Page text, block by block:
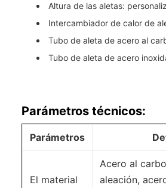
Altura de las aletas:
Intercambiador de calor de
Tubo de aleta de acero al
Tubo de aleta de acero
Parámetros técnicos:
Parámetros
El material
Acero al
aleación,